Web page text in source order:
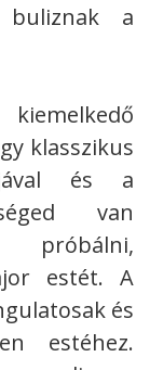
buliznak a
klasszikus
és a
van
próbálni,
estét. A
és
estéhez.